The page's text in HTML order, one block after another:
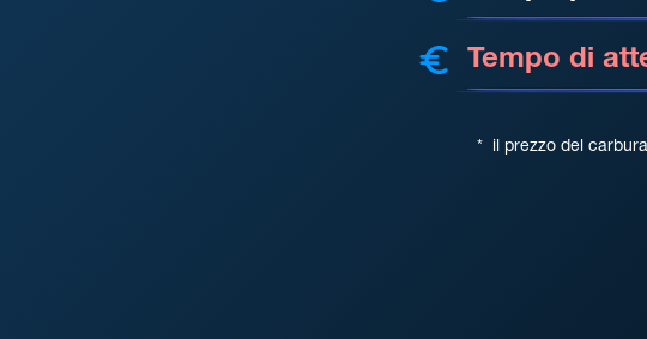
Tempo di
* il prezzo del